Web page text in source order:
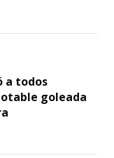
a todos
goleada